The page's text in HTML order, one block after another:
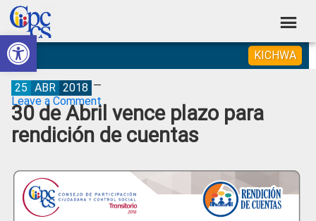
Abrir barra de herramientas
Skip
to
primary
navigation
Skip
to
main
content
Skip
to
primary
sidebar
Skip
to
footer
Consejo
de
Participación
Ciudadana
Social
Construyendo
Poder
Ciudadano
KICHWA
30 de Abril vence plazo para
rendición de cuentas
25 ABR 2018
Leave a Comment